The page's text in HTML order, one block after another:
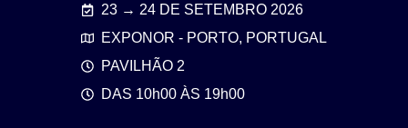
23 → 24 DE SETEMBRO 2026
EXPONOR - PORTO, PORTUGAL
PAVILHÃO 2
DAS 10h00 ÀS 19h00